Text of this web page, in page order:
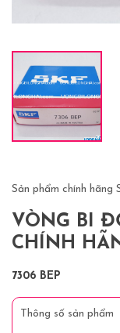
Sản phẩm chính hãng
VÒNG BI
CHÍNH
7306 BEP
Thông số sản phẩm